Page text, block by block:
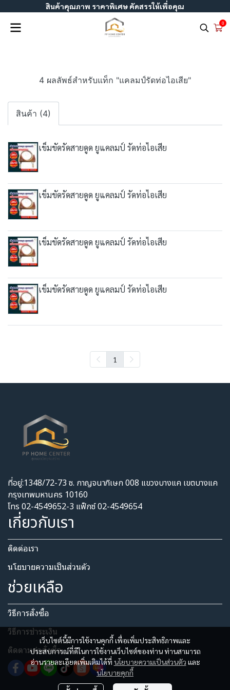
สินค้าคุณภาพ ราคาพิเศษ คัดสรรให้เพื่อคุณ
0
4 ผลลัพธ์สำหรับแท็ก "แคลมป์รัดท่อไอเสีย"
สินค้า (4)
เข็มขัดรัดสายดูด ยูแคลมป์ รัดท่อไอเสีย
เข็มขัดรัดสายดูด ยูแคลมป์ รัดท่อไอเสีย
เข็มขัดรัดสายดูด ยูแคลมป์ รัดท่อไอเสีย
เข็มขัดรัดสายดูด ยูแคลมป์ รัดท่อไอเสีย
1
เว็บไซต์นี้มีการใช้งานคุกกี้ เพื่อเพิ่มประสิทธิภาพและ
ประสบการณ์ที่ดีในการใช้งานเว็บไซต์ของท่าน ท่านสามารถ
อ่านรายละเอียดเพิ่มเติมได้ที่ นโยบายความเป็นส่วนตัว และ
นโยบายคุกกี้
ที่อยู่:1348/72-73 ซ. กาญจนาภิเษก 008 แขวงบางแค เขตบางแค
กรุงเทพมหานคร 10160
โทร 02-4549652-3 แฟ็กซ์ 02-4549654
เกี่ยวกับเรา
ติดต่อเรา
นโยบายความเป็นส่วนตัว​
ช่วยเหลือ
วิธีการสั่งซื้อ
วิธีการชำระเงิน
ติดตามคำสั่งซื้อ